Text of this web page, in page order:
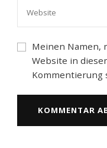
Meinen Namen,
Website in
Kommentierung